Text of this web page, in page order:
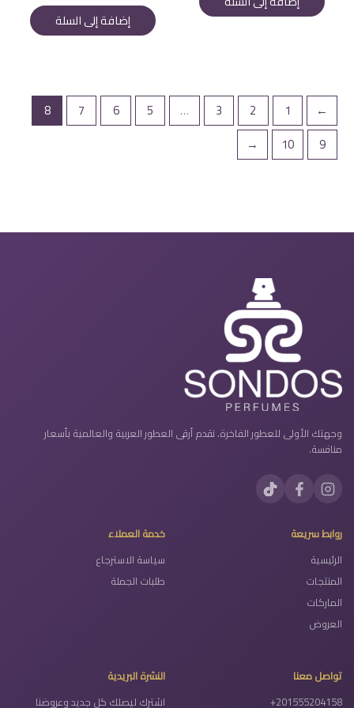
هو:
2.100 EGP.
هو:
1.900 EGP. إضافة إلى السلة
→
1
2
3
…
5
6
7
8
9
10
←
وجهتك الأولى للعطور الفاخرة. نقدم أرقى العطور العربية والعالمية بأسعار
منافسة.
روابط سريعة
الرئيسية
المنتجات
الماركات
العروض
خدمة العملاء
سياسة الاسترجاع
طلبات الجملة
تواصل معنا
+201555204158
النشرة البريدية
اشترك ليصلك كل جديد وعروضنا